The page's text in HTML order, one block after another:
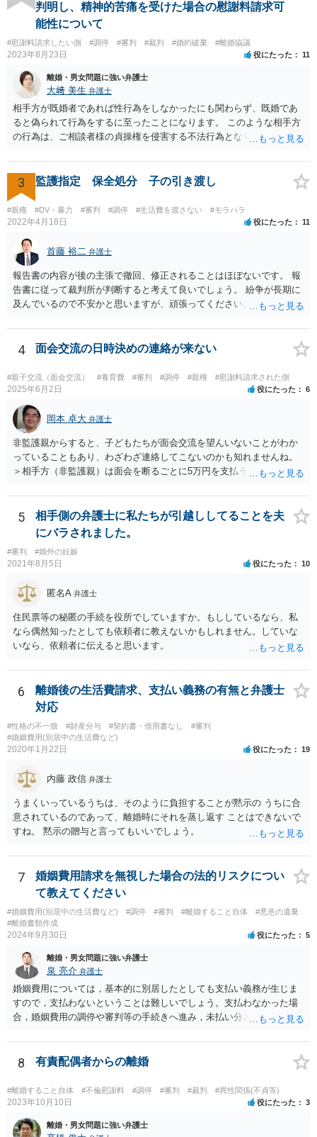
判明し、精神的苦痛を受けた場合の慰謝料請求可
能性について
#慰謝料請求したい側 #調停 #審判 #裁判 #婚約破棄 #離婚協議
2023年8月23日 役にたった 11
離婚・男女問題に強い弁護士
大﨑 美生 弁護士
相手方が既婚者であれば性行為をしなかったにも関わらず、既婚であ
ると偽られて行為をするに至ったことになります。 このような相手方
の行為は、ご相談者様の貞操権を侵害する不法行為となりますので、
ませんが、上記は性行為があったことを前提としています） 弁護士に
依頼されると、相手方の住民票を取得することができます。 請求する
慰謝料の額含め、一度弁護士にご相談されると良いと思います。
3 監護指定 保全処分 子の引き渡し
#親権 #DV・暴力 #審判 #調停 #生活費を渡さない #モラハラ
2022年4月18日 役にたった 11
首藤 裕二 弁護士
報告書の内容が後の主張で撤回、修正されることはほぼないです。 報
告書に従って裁判所が判断すると考えて良いでしょう。 紛争が長期に
及んでいるので不安かと思いますが、頑張ってください。
4 面会交流の日時決めの連絡が来ない
#親子交流（面会交流） #養育費 #審判 #調停 #親権 #慰謝料請求された側
2025年6月2日 役にたった 6
岡本 卓大 弁護士
非監護親からすると、子どもたちが面会交流を望んいないことがわか
っていることもあり、わざわざ連絡してこないのかも知れませんね。
＞相手方（非監護親）は面会を断るごとに5万円を支払うことを取決め
当に何が何でも面会交流したい（子どもたちと会いたい）と言うより
は、あなたに対する嫌がらせだった可能性もあるように思います（そ
ういう男はDV・虐待系の男には珍しくありません。）。 面会交流とは
親の権利ではなく、『子どものため』のものです。 子どもたちの年齢
（自分の気持ちを言える年齢）を考えても、無理に面会交流をする必
要もありません。 相手から面会交流を行うことについての申し出があ
ったときに対応すれば十分だと思います。 仮に相手から、面会交流さ
せなかった（連絡をしてこなかった）と慰謝料請求してきたとして
も、そのような請求は、まず認められません。 ご心配であれば、審判
書を持参して、お近くの弁護士に法律相談してみてください。
5
相手側の弁護士に私たちが引越ししてることを夫
にバラされました。
#審判 #婚外の妊娠
2021年8月5日 役にたった 10
匿名A 弁護士
住民票等の秘匿の手続を役所でしていますか。もししているなら、私
なら偶然知ったとしても依頼者に教えないかもしれません。していな
いなら、依頼者に伝えると思います。
6
離婚後の生活費請求、支払い義務の有無と弁護士
対応
#性格の不一致 #財産分与 #契約書・借用書なし
#審判
#婚姻費用(別居中の生活費など)
2020年1月22日 役にたった 19
内藤 政信 弁護士
うまくいっているうちは、そのように負担することが黙示の うちに合
意されているのであって、離婚時にそれを蒸し返す ことはできないで
すね。 黙示の贈与と言ってもいいでしょう。
7
婚姻費用請求を無視した場合の法的リスクについ
て教えてください
#婚姻費用(別居中の生活費など) #調停 #審判 #離婚すること自体
#悪意の遺棄
#離婚書類作成
2024年9月30日 役にたった 5
離婚・男女問題に強い弁護士
泉 亮介 弁護士
婚姻費用については，基本的に別居したとしても支払い義務が生じま
すので，支払わないということは難しいでしょう。支払わなかった場
合，婚姻費用の調停や審判等の手続きへ進み，未払い分として差押を
8 有責配偶者からの離婚
#離婚すること自体 #不倫慰謝料 #調停 #審判 #裁判 #異性関係(不貞等)
2023年10月10日 役にたった 3
離婚・男女問題に強い弁護士